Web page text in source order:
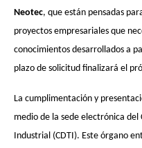
Neotec, que están pensadas
proyectos empresariales que
conocimientos desarrollados a
plazo de solicitud finalizará el
La cumplimentación y
medio de la sede electrónica
Industrial (CDTI). Este órgano